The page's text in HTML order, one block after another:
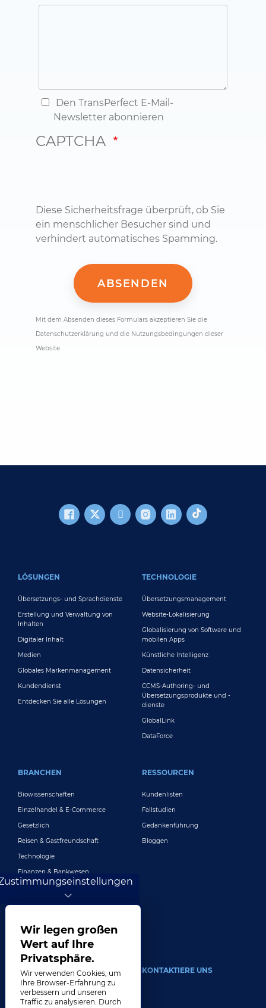
Den TransPerfect E-Mail-
Newsletter abonnieren
CAPTCHA
Diese Sicherheitsfrage überprüft, ob Sie
ein menschlicher Besucher sind und
verhindert automatisches Spamming.
Mit dem Absenden dieses Formulars akzeptieren Sie die
Datenschutzerklärung und die Nutzungsbedingungen dieser
Website.
LÖSUNGEN
Übersetzungs- und Sprachdienste
Erstellung und Verwaltung von
Inhalten
Digitaler Inhalt
Medien
Globales Markenmanagement
Kundendienst
Entdecken Sie alle Lösungen
TECHNOLOGIE
Übersetzungsmanagement
Website-Lokalisierung
Globalisierung von Software und
mobilen Apps
Künstliche Intelligenz
Datensicherheit
CCMS-Authoring- und
Übersetzungsprodukte und -
dienste
GlobalLink
DataForce
BRANCHEN
Biowissenschaften
Einzelhandel & E-Commerce
Gesetzlich
Reisen & Gastfreundschaft
Technologie
Finanzen & Bankwesen
Spielen
Mehr Branchen
RESSOURCEN
Kundenlisten
Fallstudien
Gedankenführung
Bloggen
UM
Unser Unternehmen
KONTAKTIERE UNS
Wir legen großen
Wert auf Ihre
Privatsphäre.
Wir verwenden Cookies, um
Ihre Browser-Erfahrung zu
verbessern und unseren
Traffic zu analysieren. Durch